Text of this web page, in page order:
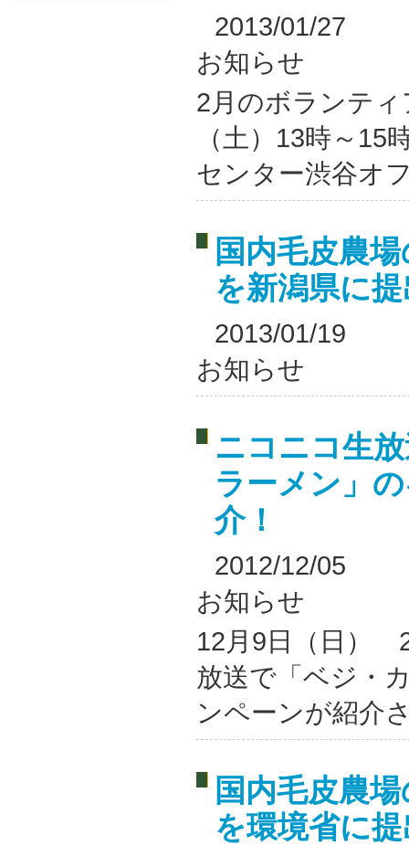
2013/01/27
お知らせ
2月のボランテ
（土）13時～15
センター渋谷オ
国内毛皮農
を新潟県に
2013/01/19
お知らせ
ニコニコ生
ラーメン」
介！
2012/12/05
お知らせ
12月9日（日）
放送で「ベジ・
ンペーンが紹介
国内毛皮農
を環境省に